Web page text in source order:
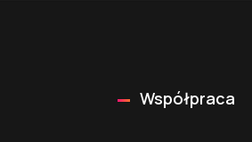
Współpraca